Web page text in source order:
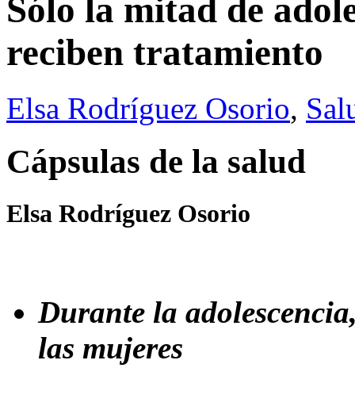
Sólo la mitad de
reciben tratamiento
Elsa Rodríguez Osorio,
Cápsulas de la salud
Elsa Rodríguez Osorio
Durante la
las mujeres